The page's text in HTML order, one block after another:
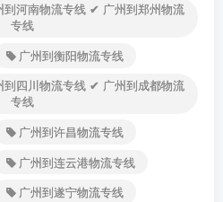
到河南物流专线 ✔ 广州到郑州物流
专线
广州到衡阳物流专线
到四川物流专线 ✔ 广州到成都物流
专线
广州到许昌物流专线
广州到连云港物流专线
广州到遂宁物流专线